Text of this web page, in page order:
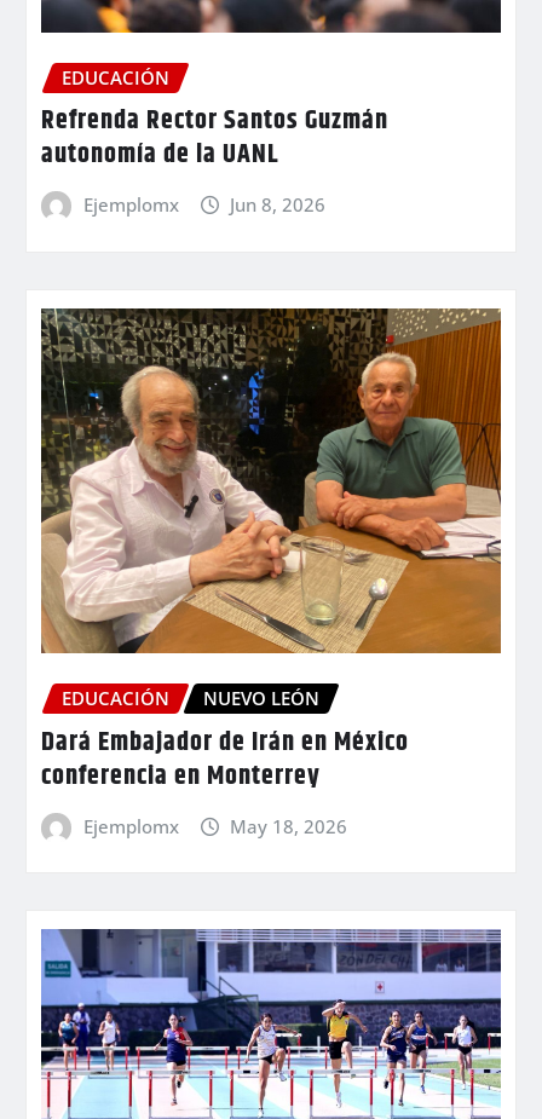
EDUCACIÓN
Refrenda Rector Santos Guzmán
autonomía de la UANL
Ejemplomx Jun 8, 2026
EDUCACIÓN NUEVO LEÓN
Dará Embajador de Irán en México
conferencia en Monterrey
Ejemplomx May 18, 2026